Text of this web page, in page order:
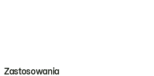
Zastosowania